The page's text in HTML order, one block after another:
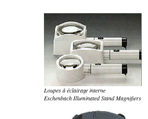
Loupes à éclairage interne
Eschenbach Illuminated Stand Magnifiers